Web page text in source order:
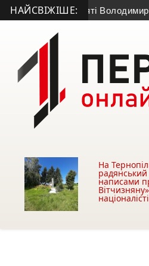
НАЙСВІЖІШЕ:
у матчі пам’яті Володимира
На
радянський
написами